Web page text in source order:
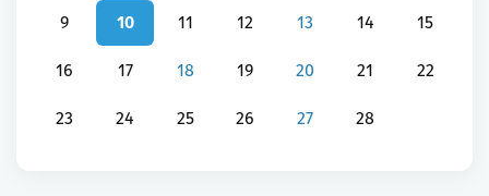
9 10 11 12 13 14 15
16 17 18 19 20 21 22
23 24 25 26 27 28